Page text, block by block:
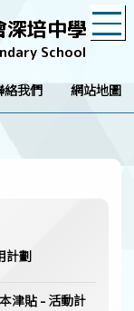
深培中學
School
絡我們 網站地圖
計劃
津貼 - 活動計